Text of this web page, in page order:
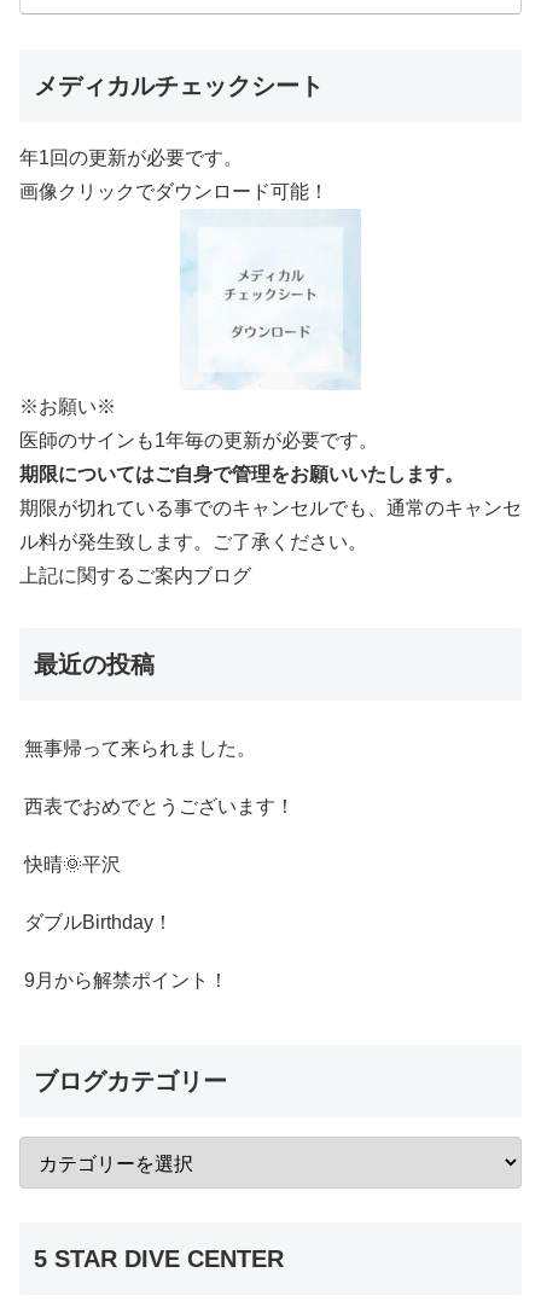
メディカルチェックシート
年1回の更新が必要です。
画像クリックでダウンロード可能！
※お願い※
医師のサインも1年毎の更新が必要です。
期限についてはご自身で管理をお願いいたします。
期限が切れている事でのキャンセルでも、通常のキャンセ
ル料が発生致します。ご了承ください。
上記に関するご案内ブログ
最近の投稿
無事帰って来られました。
西表でおめでとうございます！
快晴🌞平沢
ダブルBirthday！
9月から解禁ポイント！
ブログカテゴリー
5 STAR DIVE CENTER